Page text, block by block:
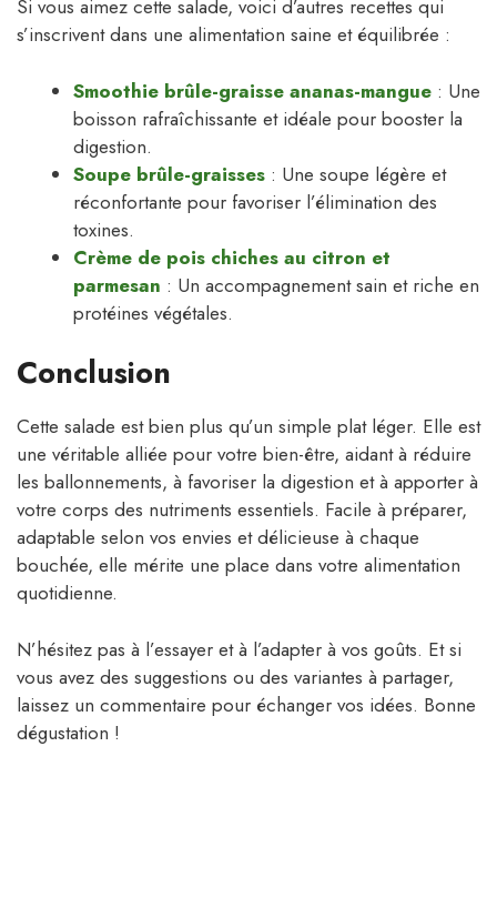
Si vous aimez cette salade, voici d’autres recettes qui
s’inscrivent dans une alimentation saine et équilibrée :
Smoothie brûle-graisse ananas-mangue : Une
boisson rafraîchissante et idéale pour booster la
digestion.
Soupe brûle-graisses : Une soupe légère et
réconfortante pour favoriser l’élimination des
toxines.
Crème de pois chiches au citron et
parmesan : Un accompagnement sain et riche en
protéines végétales.
Conclusion
Cette salade est bien plus qu’un simple plat léger. Elle est
une véritable alliée pour votre bien-être, aidant à réduire
les ballonnements, à favoriser la digestion et à apporter à
votre corps des nutriments essentiels. Facile à préparer,
adaptable selon vos envies et délicieuse à chaque
bouchée, elle mérite une place dans votre alimentation
quotidienne.
N’hésitez pas à l’essayer et à l’adapter à vos goûts. Et si
vous avez des suggestions ou des variantes à partager,
laissez un commentaire pour échanger vos idées. Bonne
dégustation !